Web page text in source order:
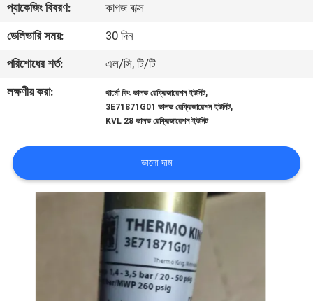
গুণমান
নিয়ন্ত্রণ
আমাদের
খবর
প্যাকেজিং বিবরণ:
কাগজ বাক্স
ডেলিভারি সময়:
30 দিন
পরিশোধের শর্ত:
এল/সি, টি/টি
লক্ষণীয় করা:
থার্মো কিং ভালভ রেফ্রিজারেশন ইউনিট,
3E71871G01 ভালভ রেফ্রিজারেশন ইউনিট,
KVL 28 ভালভ রেফ্রিজারেশন ইউনিট
ভালো দাম